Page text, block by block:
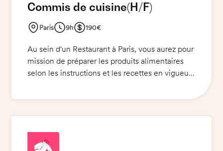
Commis de cuisine(H/F)
Paris 9h 190€
Au sein d'un Restaurant à Paris, vous aurez pour
mission de préparer les produits alimentaires
selon les instructions et les recettes en vigueur.
présentation des plats et à leur rapidité de
devrez porter une tenue de cuisine ainsi que
des chaussures de sécurité.